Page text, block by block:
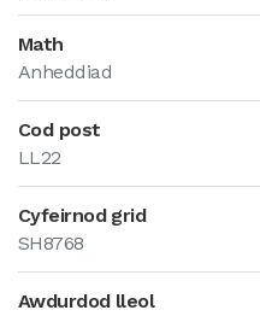
Math
Anheddiad
Cod post
LL22
Cyfeirnod grid
SH8768
Awdurdod lleol